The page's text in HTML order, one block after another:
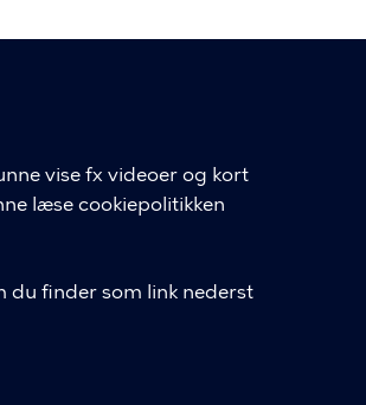
vise fx videoer og kort
læse cookiepolitikken
du finder som link nederst
vil klage